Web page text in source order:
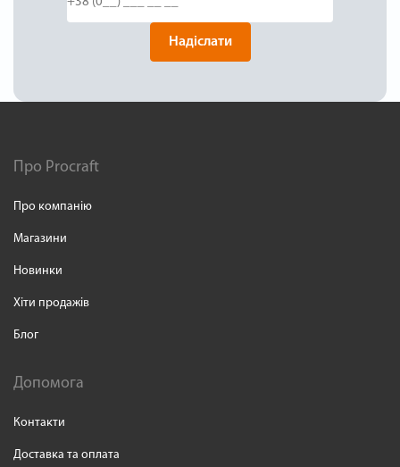
Надіслати
Про Procraft
Про компанію
Магазини
Новинки
Хіти продажів
Блог
Допомога
Контакти
Доставка та оплата